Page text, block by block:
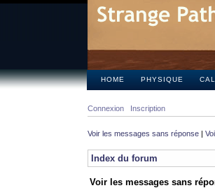
HOME PHYSIQUE
Connexion Inscription
Voir les messages sans réponse |
Index du forum
Voir les messages sans